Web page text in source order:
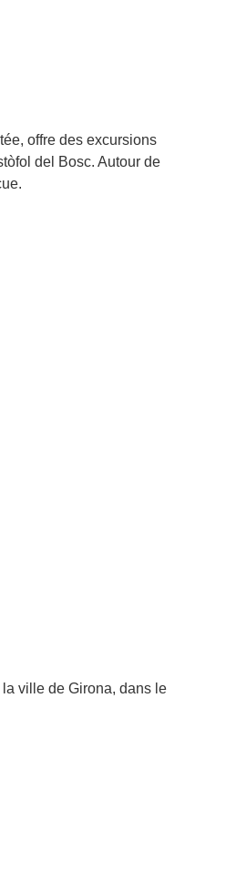
offre des excursions
del Bosc. Autour de
ville de Girona, dans le